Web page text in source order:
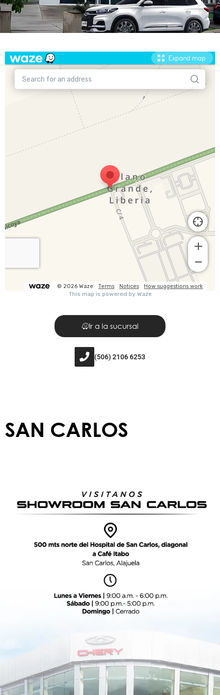
(506) 2106 6253
Ir a la sucursal
SAN CARLOS